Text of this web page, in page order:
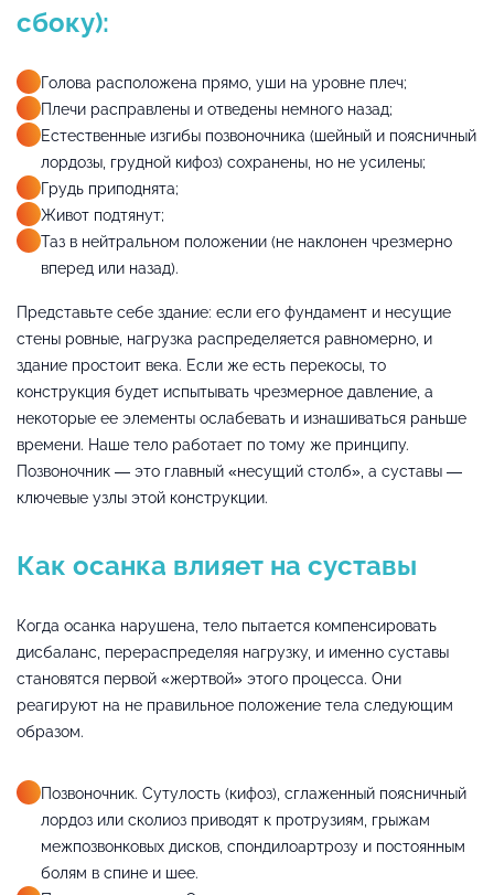
сбоку):
Голова расположена прямо, уши на уровне плеч;
Плечи расправлены и отведены немного назад;
Естественные изгибы позвоночника (шейный и поясничный
лордозы, грудной кифоз) сохранены, но не усилены;
Грудь приподнята;
Живот подтянут;
Таз в нейтральном положении (не наклонен чрезмерно
вперед или назад).
Представьте себе здание: если его фундамент и несущие
стены ровные, нагрузка распределяется равномерно, и
здание простоит века. Если же есть перекосы, то
конструкция будет испытывать чрезмерное давление, а
некоторые ее элементы ослабевать и изнашиваться раньше
времени. Наше тело работает по тому же принципу.
Позвоночник — это главный «несущий столб», а суставы —
ключевые узлы этой конструкции.
Как осанка влияет на суставы
Когда осанка нарушена, тело пытается компенсировать
дисбаланс, перераспределяя нагрузку, и именно суставы
становятся первой «жертвой» этого процесса. Они
реагируют на не правильное положение тела следующим
образом.
Позвоночник. Сутулость (кифоз), сглаженный поясничный
лордоз или сколиоз приводят к протрузиям, грыжам
межпозвонковых дисков, спондилоартрозу и постоянным
болям в спине и шее.